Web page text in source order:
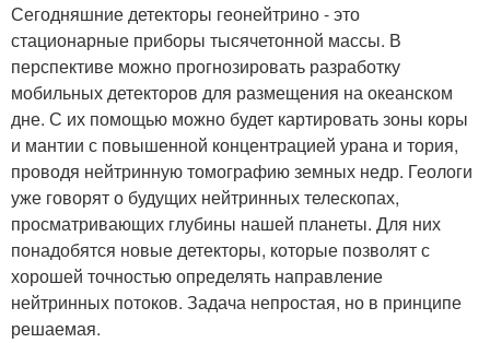
Сегодняшние детекторы геонейтрино - это
стационарные приборы тысячетонной массы. В
перспективе можно прогнозировать разработку
мобильных детекторов для размещения на океанском
дне. С их помощью можно будет картировать зоны коры
и мантии с повышенной концентрацией урана и тория,
проводя нейтринную томографию земных недр. Геологи
уже говорят о будущих нейтринных телескопах,
просматривающих глубины нашей планеты. Для них
понадобятся новые детекторы, которые позволят с
хорошей точностью определять направление
нейтринных потоков. Задача непростая, но в принципе
решаемая.